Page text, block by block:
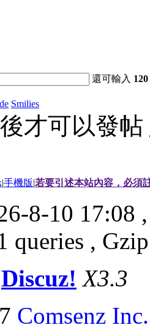
還可輸入 120
Smilies
才可以發帖
|手機版|若要引述本站內容，必須
8-10 17:08
queries ,
Discuz! X3.3
Comsenz Inc.